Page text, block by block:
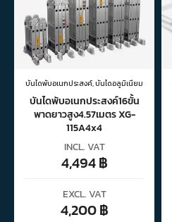
บันไดพับอเนกประสงค์,บันไดอลูมิเนียม
บันไดพับอเนกประสงค์16ขั้น
พาดยาวสูง4.57เมตร XG-
115A4x4
INCL. VAT
4,494฿
EXCL. VAT
4,200฿